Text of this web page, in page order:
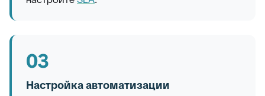
03
Настройка автоматизации